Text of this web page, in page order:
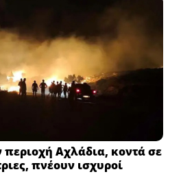
Αχλάδια, κοντά σε
πνέουν ισχυροί